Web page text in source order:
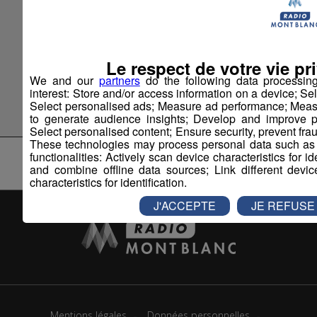
>> Tous les articles
We and our partnersdo the following data
interest: Store and/or access information on a device;
Select personalised ads; Measure ad performance;
to generate audience insights; Develop and improve
Select personalised content; Ensure security, prevent
These technologies may process personal data such
functionalities: Actively scan device characteristics for
and combine offline data sources; Link different
characteristics for identification.
Le respect de votre vie
J'ACCEPTE JE REFUSE